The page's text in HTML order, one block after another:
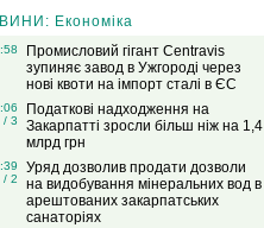
Економіка
Промисловий гігант Centravis
зупиняє завод в Ужгороді через
нові квоти на імпорт сталі в ЄС
/ 3
Податкові надходження на
Закарпатті зросли більш ніж на 1,4
млрд грн
/ 2
Уряд дозволив продати дозволи
на видобування мінеральних вод в
арештованих закарпатських
санаторіях